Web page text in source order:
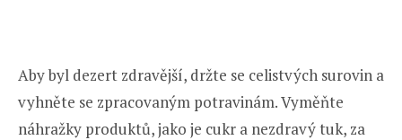
Aby byl dezert zdravější, držte se celistvých surovin a
vyhněte se zpracovaným potravinám. Vyměňte
náhražky produktů, jako je cukr a nezdravý tuk, za